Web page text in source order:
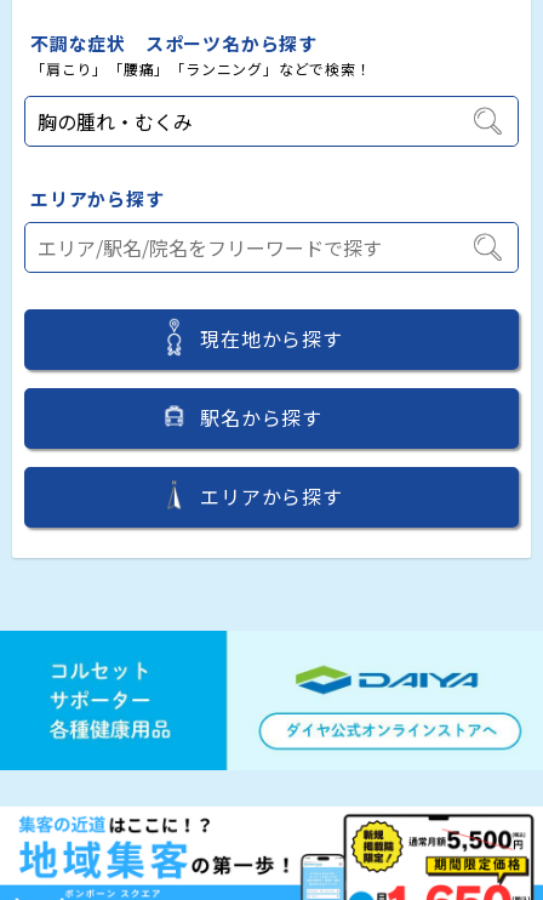
不調な症状 スポーツ名から探す
「肩こり」「腰痛」「ランニング」などで検索！
エリアから探す
現在地から探す
駅名から探す
エリアから探す